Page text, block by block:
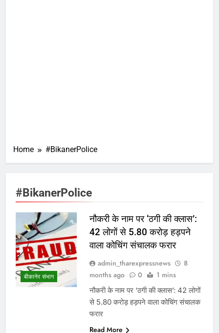
Home #BikanerPolice
#BikanerPolice
बीकानेर संभाग
नौकरी के नाम पर ‘ठगी की क्लास’:
42 लोगों से 5.80 करोड़ हड़पने
वाला कोचिंग संचालक फरार
admin_tharexpressnews
8
months ago
0 1 mins
नौकरी के नाम पर ‘ठगी की क्लास’: 42 लोगों
से 5.80 करोड़ हड़पने वाला कोचिंग संचालक
फरार
Read More